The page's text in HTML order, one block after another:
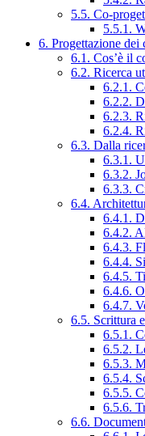
5.5. Co-
5.5.1.
6. Progettazione dei
6.1. Cos’è il
6.2. Ricerca
6.2.1.
6.2.2.
6.2.3.
6.2.4.
6.3. Dalla
6.3.1.
6.3.2.
6.3.3.
6.4.
6.4.1.
6.4.2.
6.4.3.
6.4.4.
6.4.5.
6.4.6.
6.4.7.
6.5. Scrittura
6.5.1.
6.5.2.
6.5.3.
6.5.4.
6.5.5.
6.5.6.
6.6.